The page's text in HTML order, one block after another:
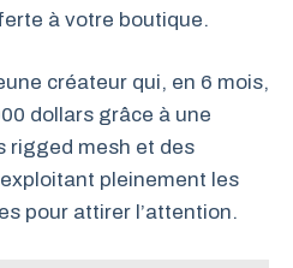
à votre boutique.
créateur qui, en 6 mois,
dollars grâce à une
rigged mesh et des
pleinement les
pour attirer l’attention.